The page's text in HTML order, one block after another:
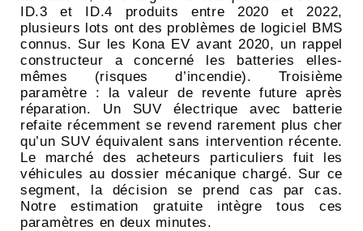
ID.3 et ID.4 produits entre 2020 et 2022,
plusieurs lots ont des problèmes de logiciel BMS
connus. Sur les Kona EV avant 2020, un rappel
constructeur a concerné les batteries elles-
mêmes (risques d’incendie). Troisième
paramètre : la valeur de revente future après
réparation. Un SUV électrique avec batterie
refaite récemment se revend rarement plus cher
qu’un SUV équivalent sans intervention récente.
Le marché des acheteurs particuliers fuit les
véhicules au dossier mécanique chargé. Sur ce
segment, la décision se prend cas par cas.
Notre estimation gratuite intègre tous ces
paramètres en deux minutes.